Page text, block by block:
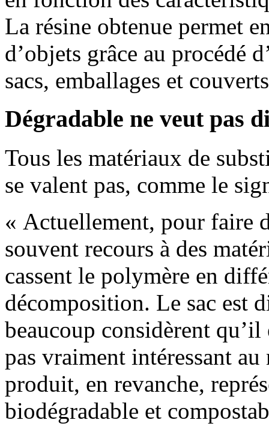
La résine obtenue permet
d’objets grâce au procédé
sacs, emballages et
Dégradable ne veut pas
Tous les matériaux de
se valent pas, comme le
« Actuellement, pour faire
souvent recours à des
cassent le polymère en
décomposition. Le sac est
beaucoup considèrent qu’il
pas vraiment intéressant
produit, en revanche,
biodégradable et